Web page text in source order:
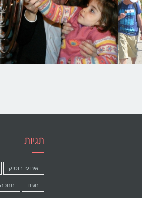
תגיות
אירועי בוטיק
חגים חנוכה